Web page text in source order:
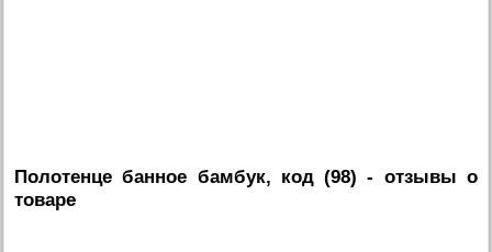
Полотенце банное бамбук, код (98) - отзывы о
товаре